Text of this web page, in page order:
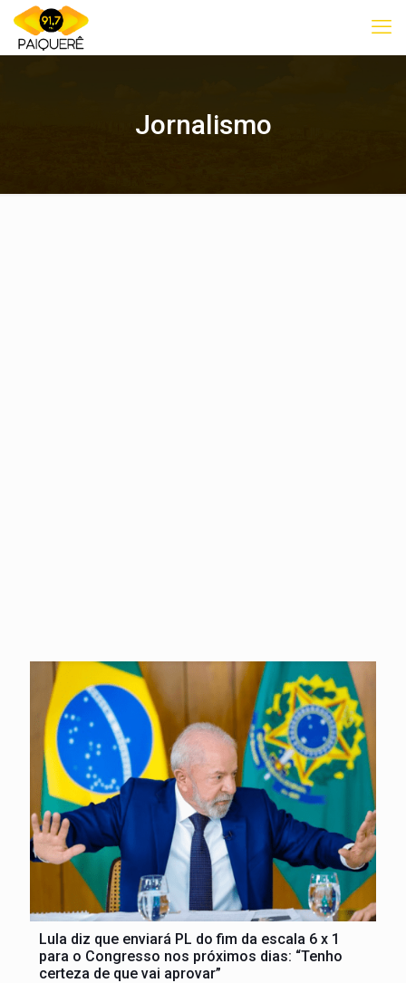
Jornalismo
Lula diz que enviará PL do fim da escala 6 x 1
para o Congresso nos próximos dias: “Tenho
certeza de que vai aprovar”